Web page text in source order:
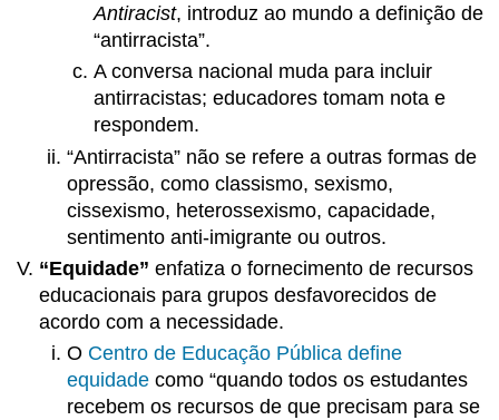
Antiracist, introduz ao mundo a definição de
“antirracista”.
A conversa nacional muda para incluir
antirracistas; educadores tomam nota e
respondem.
“Antirracista” não se refere a outras formas de
opressão, como classismo, sexismo,
cissexismo, heterossexismo, capacidade,
sentimento anti-imigrante ou outros.
“Equidade” enfatiza o fornecimento de recursos
educacionais para grupos desfavorecidos de
acordo com a necessidade.
O Centro de Educação Pública define
equidadecomo “quando todos os estudantes
recebem os recursos de que precisam para se